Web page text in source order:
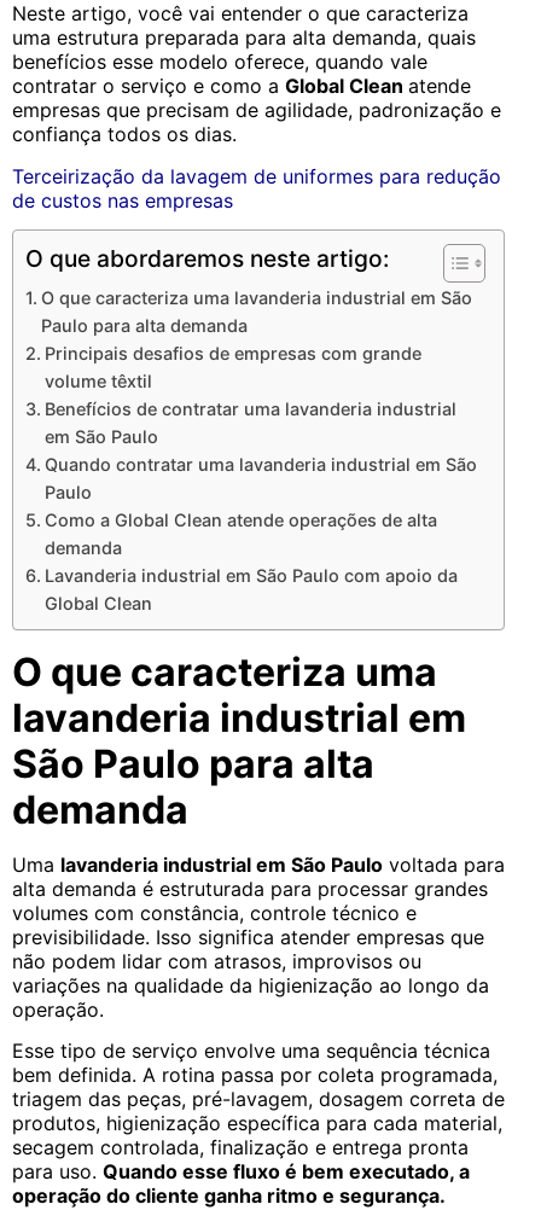
Neste artigo, você vai entender o que caracteriza
uma estrutura preparada para alta demanda, quais
benefícios esse modelo oferece, quando vale
contratar o serviço e como a Global Clean atende
empresas que precisam de agilidade, padronização e
confiança todos os dias.
Terceirização da lavagem de uniformes para redução
de custos nas empresas
O que abordaremos neste artigo:
O que caracteriza uma lavanderia industrial em São
Paulo para alta demanda
Principais desafios de empresas com grande
volume têxtil
Benefícios de contratar uma lavanderia industrial
em São Paulo
Quando contratar uma lavanderia industrial em São
Paulo
Como a Global Clean atende operações de alta
demanda
Lavanderia industrial em São Paulo com apoio da
Global Clean
O que caracteriza uma
lavanderia industrial em
São Paulo para alta
demanda
Uma lavanderia industrial em São Paulo voltada para
alta demanda é estruturada para processar grandes
volumes com constância, controle técnico e
previsibilidade. Isso significa atender empresas que
não podem lidar com atrasos, improvisos ou
variações na qualidade da higienização ao longo da
operação.
Esse tipo de serviço envolve uma sequência técnica
bem definida. A rotina passa por coleta programada,
triagem das peças, pré-lavagem, dosagem correta de
produtos, higienização específica para cada material,
secagem controlada, finalização e entrega pronta
para uso. Quando esse fluxo é bem executado, a
operação do cliente ganha ritmo e segurança.